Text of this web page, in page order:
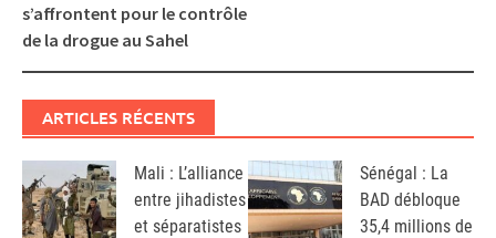
s’affrontent pour le contrôle
de la drogue au Sahel
ARTICLES RÉCENTS
Mali : L’alliance
entre jihadistes
et séparatistes
Sénégal : La
BAD débloque
35,4 millions de